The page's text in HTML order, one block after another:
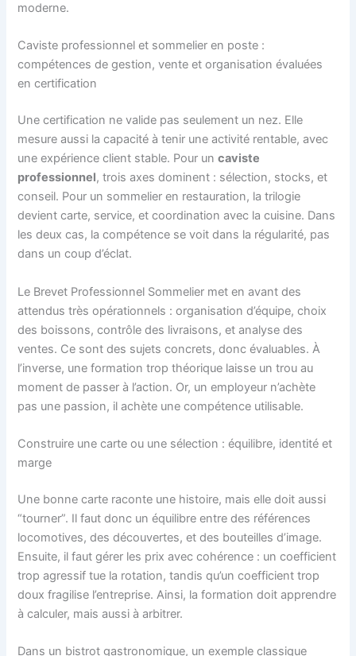
moderne.
Caviste professionnel et sommelier en poste :
compétences de gestion, vente et organisation évaluées
en certification
Une certification ne valide pas seulement un nez. Elle
mesure aussi la capacité à tenir une activité rentable, avec
une expérience client stable. Pour uncaviste
professionnel, trois axes dominent : sélection, stocks, et
conseil. Pour un sommelier en restauration, la trilogie
devient carte, service, et coordination avec la cuisine. Dans
les deux cas, la compétence se voit dans la régularité, pas
dans un coup d’éclat.
Le Brevet Professionnel Sommelier met en avant des
attendus très opérationnels : organisation d’équipe, choix
des boissons, contrôle des livraisons, et analyse des
ventes. Ce sont des sujets concrets, donc évaluables. À
l’inverse, une formation trop théorique laisse un trou au
moment de passer à l’action. Or, un employeur n’achète
pas une passion, il achète une compétence utilisable.
Construire une carte ou une sélection : équilibre, identité et
marge
Une bonne carte raconte une histoire, mais elle doit aussi
“tourner”. Il faut donc un équilibre entre des références
locomotives, des découvertes, et des bouteilles d’image.
Ensuite, il faut gérer les prix avec cohérence : un coefficient
trop agressif tue la rotation, tandis qu’un coefficient trop
doux fragilise l’entreprise. Ainsi, la formation doit apprendre
à calculer, mais aussi à arbitrer.
Dans un bistrot gastronomique, un exemple classique